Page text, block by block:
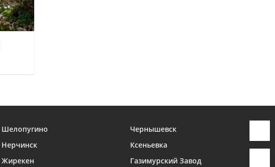
Шелопугино
Чернышевск
Нерчинск
Ксеньевка
Жирекен Газимурский Завод